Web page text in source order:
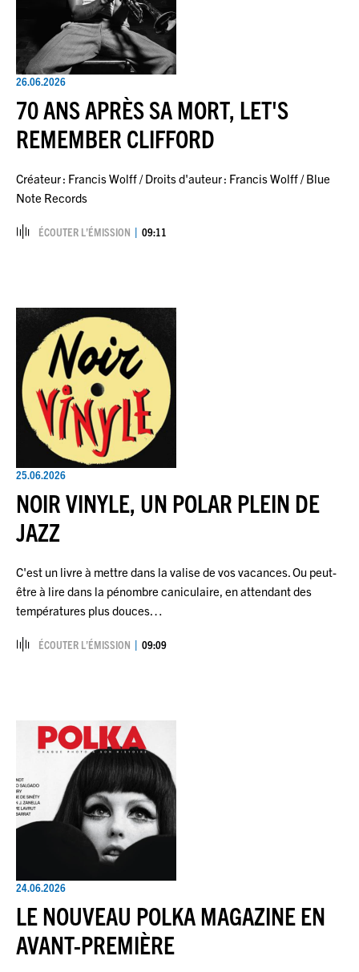
26.06.2026
70 ANS APRÈS SA MORT, LET'S
REMEMBER CLIFFORD
Créateur : Francis Wolff / Droits d'auteur : Francis Wolff / Blue
Note Records
ÉCOUTER L’ÉMISSION 09:11
25.06.2026
NOIR VINYLE, UN POLAR PLEIN DE
JAZZ
C'est un livre à mettre dans la valise de vos vacances. Ou peut-
être à lire dans la pénombre caniculaire, en attendant des
températures plus douces…
ÉCOUTER L’ÉMISSION 09:09
24.06.2026
LE NOUVEAU POLKA MAGAZINE EN
AVANT-PREMIÈRE